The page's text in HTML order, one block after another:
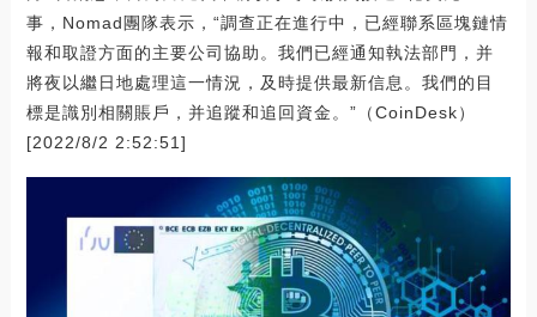
事，Nomad團隊表示，“調查正在進行中，已經聯系區塊鏈情
報和取證方面的主要公司協助。我們已經通知執法部門，并
將夜以繼日地處理這一情況，及時提供最新信息。我們的目
標是識別相關賬戶，并追蹤和追回資金。”（CoinDesk）
[2022/8/2 2:52:51]